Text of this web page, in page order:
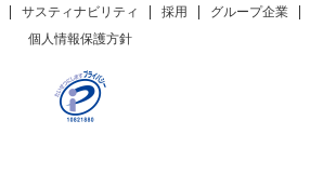
サスティナビリティ 採用
グループ企業
個人情報保護方針